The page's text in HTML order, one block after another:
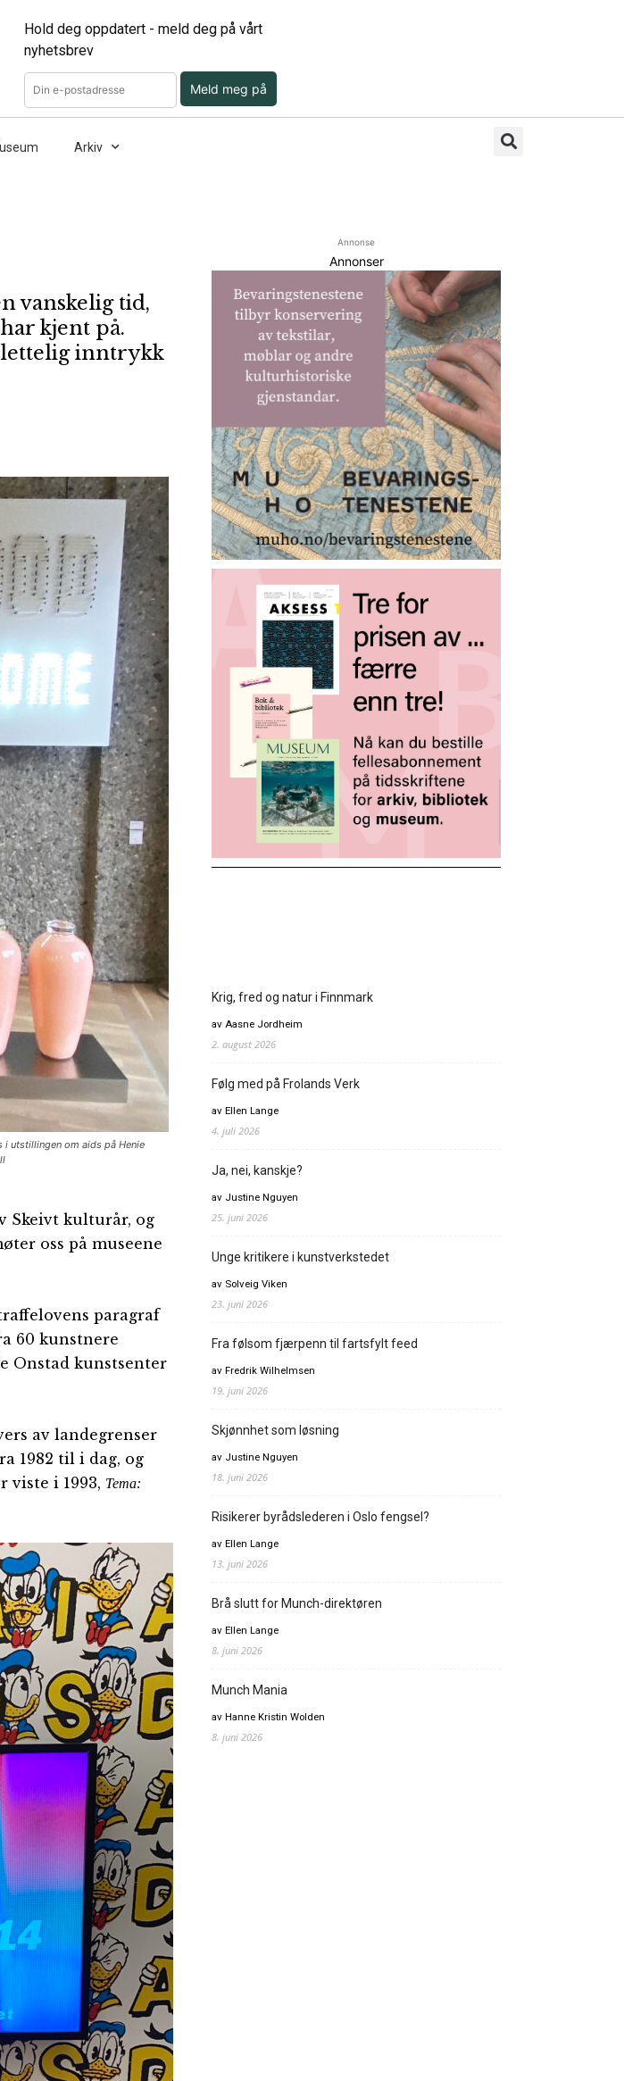
Hold deg oppdatert - meld deg på vårt
nyhetsbrev
Meld meg på
Arkiv
vanskelig tid,
kjent på.
inntrykk
i utstillingen om aids på Henie
Skeivt kulturår, og
oss på museene
paragraf
60 kunstnere
Onstad kunstsenter
av landegrenser
1982 til i dag, og
viste i 1993, Tema:
Annonse
Annonser
Krig, fred og natur i Finnmark
av Aasne Jordheim
2. august 2026
Følg med på Frolands Verk
av Ellen Lange
4. juli 2026
Ja, nei, kanskje?
av Justine Nguyen
25. juni 2026
Unge kritikere i kunstverkstedet
av Solveig Viken
23. juni 2026
Fra følsom fjærpenn til fartsfylt feed
av Fredrik Wilhelmsen
19. juni 2026
Skjønnhet som løsning
av Justine Nguyen
18. juni 2026
Risikerer byrådslederen i Oslo fengsel?
av Ellen Lange
13. juni 2026
Brå slutt for Munch-direktøren
av Ellen Lange
8. juni 2026
Munch Mania
av Hanne Kristin Wolden
8. juni 2026